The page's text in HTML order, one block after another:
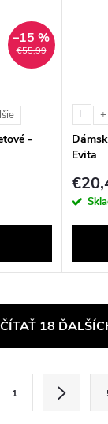
€55,99
–15 %
-
L
Evita
18
1